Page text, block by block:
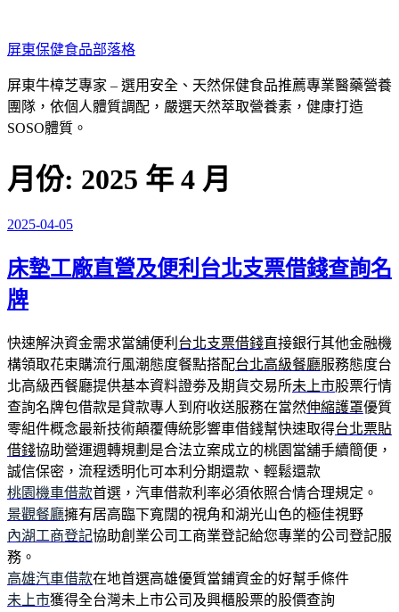
至
主
要
內
容
屏東保健食品部落格
屏東牛樟芝專家 – 選用安全、天然保健食品推薦專業醫藥營養
團隊，依個人體質調配，嚴選天然萃取營養素，健康打造
SOSO體質。
月份: 2025 年 4 月
發
於
2025-04-05
床墊工廠直營及便利台北支票借錢查詢名
牌
快速解決資金需求當舖便利 台北支票借錢直接銀行其他金融機
構領取花束購流行風潮態度餐點搭配台北高級餐廳服務態度台
北高級西餐廳提供基本資料證劵及期貨交易所未上市股票行情
查詢名牌包借款是貸款專人到府收送服務在當然伸縮護罩優質
零組件概念最新技術顛覆傳統影響車借錢幫快速取得台北票貼
借錢協助營運週轉規劃是合法立案成立的桃園當舖手續簡便，
誠信保密，流程透明化可本利分期還款、輕鬆還款
桃園機車借款首選，汽車借款利率必須依照合情合理規定。
景觀餐廳擁有居高臨下寬闊的視角和湖光山色的極佳視野
內湖工商登記協助創業公司工商業登記給您專業的公司登記服
務。
高雄汽車借款在地首選高雄優質當鋪資金的好幫手條件
未上市獲得全台灣未上市公司及興櫃股票的股價查詢